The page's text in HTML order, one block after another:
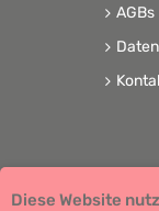
AGBs
Diese Website